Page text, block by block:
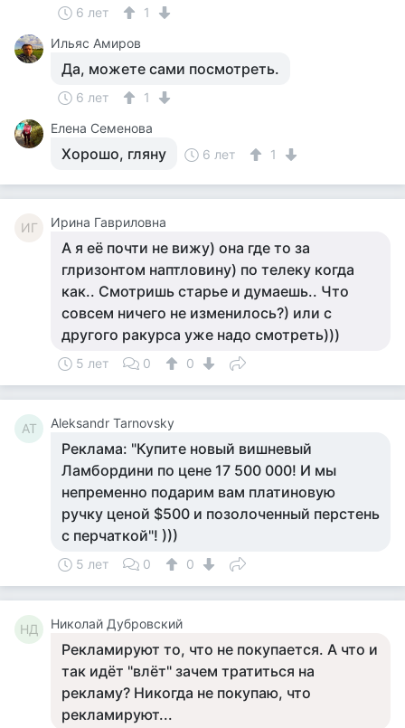
6 лет
1
Ильяс Амиров
Да, можете сами посмотреть.
6 лет
1
Елена Семенова
Хорошо, гляну 6 лет 1
ИГ Ирина Гавриловна
А я её почти не вижу) она где то за
глризонтом наптловину) по телеку когда
как.. Смотришь старье и думаешь.. Что
совсем ничего не изменилось?) или с
другого ракурса уже надо смотреть)))
5 лет 0 0
AT Aleksandr Tarnovsky
Реклама: "Купите новый вишневый
Ламбордини по цене 17 500 000! И мы
непременно подарим вам платиновую
ручку ценой $500 и позолоченный перстень
с перчаткой"! )))
5 лет 0 0
НД Николай Дубровский
Рекламируют то, что не покупается. А что и
так идёт "влёт" зачем тратиться на
рекламу? Никогда не покупаю, что
рекламируют...